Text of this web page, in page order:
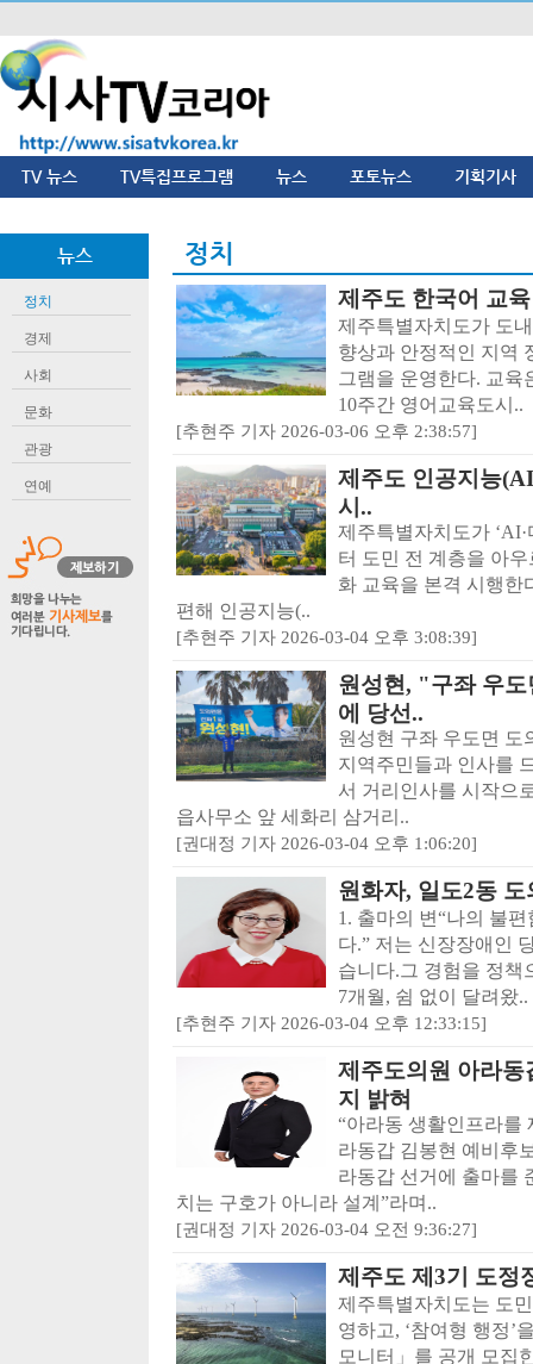
TV 뉴스 TV특집프로그램 뉴스 포토뉴스 기획기사
뉴스
정치
경제
사회
문화
관광
연예
정치
제주도 한국어 교
제주특별자치도가 도
향상과 안정적인 지역
그램을 운영한다. 교육
10주간 영어교육도시..
[추현주 기자 2026-03-06 오후 2:38:57]
제주도 인공지능
시..
제주특별자치도가
터 도민 전 계층을 아
화 교육을 본격 시행한
편해 인공지능(..
[추현주 기자 2026-03-04 오후 3:08:39]
원성현, "구좌 우
에 당선..
원성현 구좌 우도면 도
지역주민들과 인사를
서 거리인사를 시작으
읍사무소 앞 세화리 삼거리..
[권대정 기자 2026-03-04 오후 1:06:20]
원화자, 일도2동
1. 출마의 변“나의 불
다.” 저는 신장장애인
습니다.그 경험을 정책
7개월, 쉼 없이 달려왔..
[추현주 기자 2026-03-04 오후 12:33:15]
제주도의원 아라동
지 밝혀
“아라동 생활인프라를
라동갑 김봉현 예비후
라동갑 선거에 출마를
치는 구호가 아니라 설계”라며..
[권대정 기자 2026-03-04 오전 9:36:27]
제주도 제3기 도정
제주특별자치도는 도
영하고, ‘참여형 행정’
모니터」를 공개 모집